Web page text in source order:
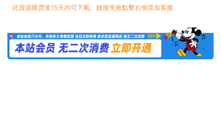
此資源購買後15天内可下載。鏈接失效點擊右側添加客服